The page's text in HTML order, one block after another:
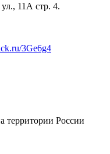
11А стр. 4.
3Ge6g4
территории России